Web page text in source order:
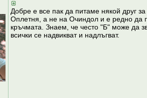
Добре е все пак да питаме някой друг
Оплетня, а не на Очиндол и е редно да
кръчмата. Знаем, че често "Б" може да
всички се надвикват и надлъгват.